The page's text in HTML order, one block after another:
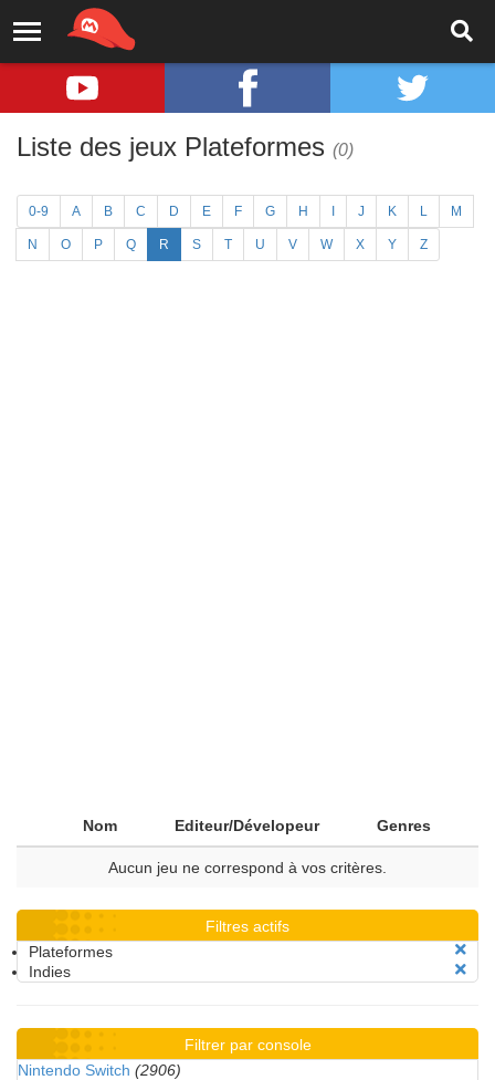
Liste des jeux Plateformes (0)
0-9 A B C D E F G H J K L M
N O P Q R S T U V W X Y Z
Nom Editeur/Dévelopeur Genres
Aucun jeu ne correspond à vos critères.
Filtres actifs
Plateformes
Indies
Filtrer par console
Nintendo Switch (2906)